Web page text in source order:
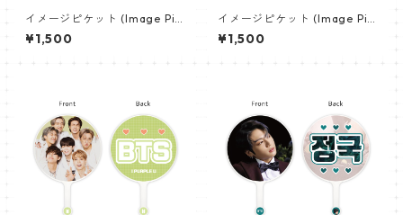
イメージピケット (Image Pic
ket) うちわ - ヴィ (V_12)
¥1,500
イメージピケット (Image Pic
ket) うちわ - ヴィ (V_14)
¥1,500